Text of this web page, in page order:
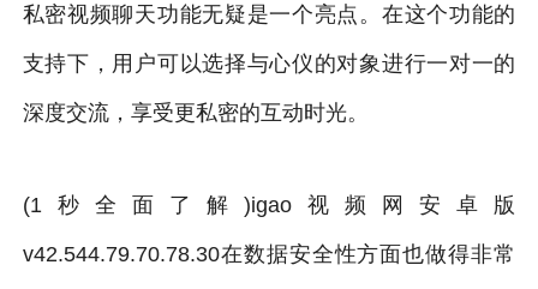
私密视频聊天功能无疑是一个亮点。在这个功能的
支持下，用户可以选择与心仪的对象进行一对一的
深度交流，享受更私密的互动时光。
(1秒全面了解)igao视频网安卓版
v42.544.79.70.78.30在数据安全性方面也做得非常